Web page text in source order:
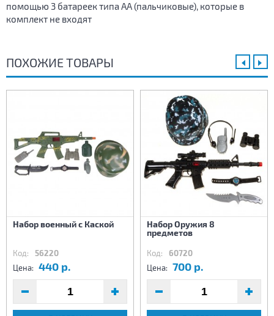
помощью 3 батареек типа АА (пальчиковые), которые в
комплект не входят
ПОХОЖИЕ ТОВАРЫ
Набор военный с Каской
Код: 56220
Цена: 440 р.
Набор Оружия 8
предметов
Код: 60720
Цена: 700 р.